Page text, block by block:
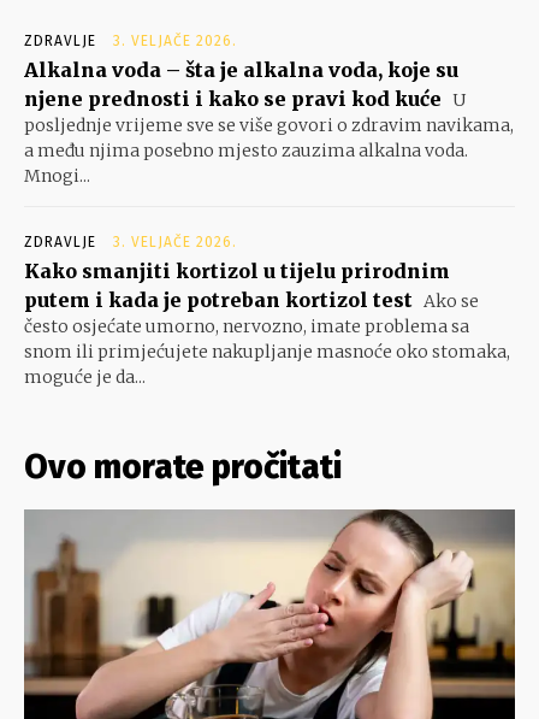
ZDRAVLJE 3. VELJAČE 2026.
Alkalna voda – šta je alkalna voda, koje su
njene prednosti i kako se pravi kod kuće U
posljednje vrijeme sve se više govori o zdravim navikama,
a među njima posebno mjesto zauzima alkalna voda.
Mnogi...
ZDRAVLJE 3. VELJAČE 2026.
Kako smanjiti kortizol u tijelu prirodnim
putem i kada je potreban kortizol test Ako se
često osjećate umorno, nervozno, imate problema sa
snom ili primjećujete nakupljanje masnoće oko stomaka,
moguće je da...
Ovo morate pročitati